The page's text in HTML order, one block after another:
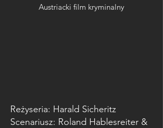
Austriacki film kryminalny
Reżyseria: Harald Sicheritz
Scenariusz: Roland Hablesreiter &